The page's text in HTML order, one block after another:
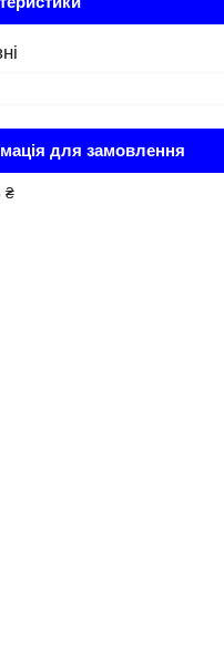
для замовлення
₴